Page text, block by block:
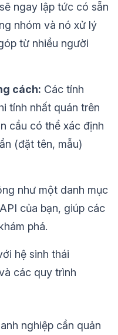
ngay lập tức có sẵn
nhóm và nó xử lý
từ nhiều người
cách: Các tính
tính nhất quán trên
cầu có thể xác định
(đặt tên, mẫu)
như một danh mục
của bạn, giúp các
phá.
hệ sinh thái
các quy trình
nghiệp cần quản